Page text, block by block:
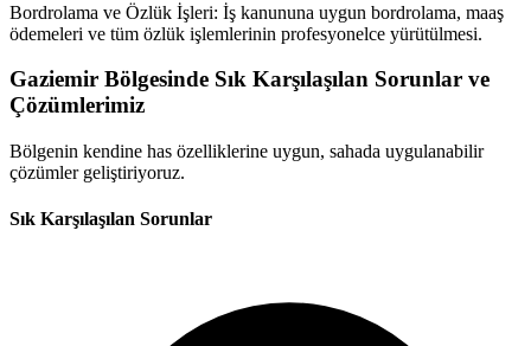
Bordrolama ve Özlük İşleri: İş kanununa uygun bordrolama, maaş
ödemeleri ve tüm özlük işlemlerinin profesyonelce yürütülmesi.
Gaziemir Bölgesinde Sık Karşılaşılan Sorunlar ve
Çözümlerimiz
Bölgenin kendine has özelliklerine uygun, sahada uygulanabilir
çözümler geliştiriyoruz.
Sık Karşılaşılan Sorunlar